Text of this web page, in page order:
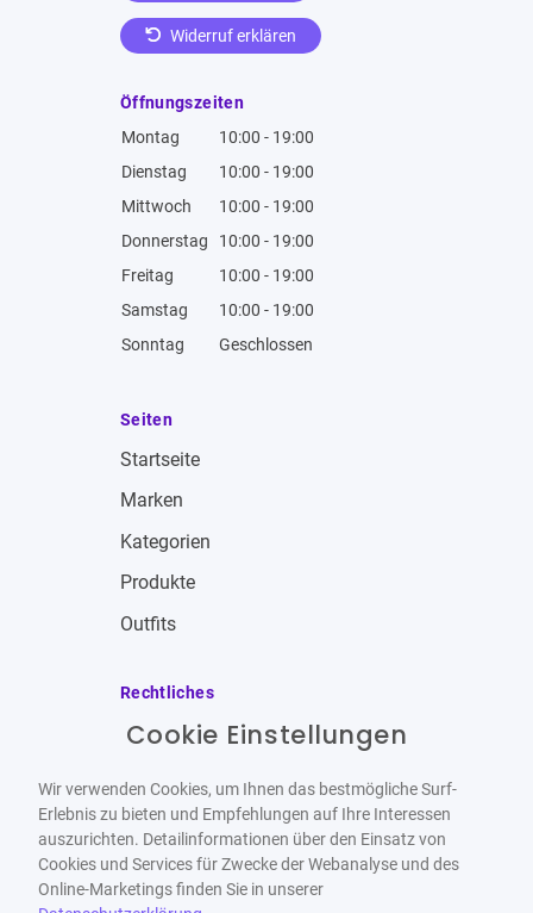
Widerruf erklären
Öffnungszeiten
Montag
10:00 - 19:00
Dienstag
10:00 - 19:00
Mittwoch
10:00 - 19:00
Donnerstag
10:00 - 19:00
Freitag
10:00 - 19:00
Samstag
10:00 - 19:00
Sonntag
Geschlossen
Seiten
Startseite
Marken
Kategorien
Produkte
Outfits
Rechtliches
Impressum
Datenschutzbestimmungen
Widerrufsbelehrung
Cookie Einstellungen
Wir verwenden Cookies, um Ihnen das bestmögliche Surf-
Erlebnis zu bieten und Empfehlungen auf Ihre Interessen
auszurichten. Detailinformationen über den Einsatz von
Cookies und Services für Zwecke der Webanalyse und des
Online-Marketings finden Sie in unserer